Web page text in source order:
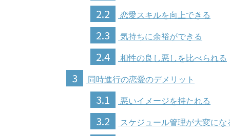
2.2 恋愛スキルを向上できる
2.3 気持ちに余裕ができる
2.4 相性の良し悪しを比べられる
3 同時進行の恋愛のデメリット
3.1 悪いイメージを持たれる
3.2 スケジュール管理が大変にな